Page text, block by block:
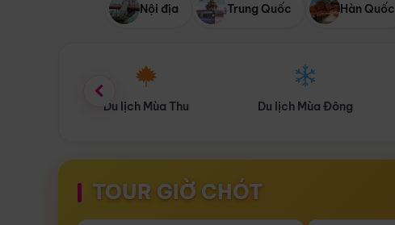
Nội địa Trung Quốc Hàn Quốc
Du lịch Mùa Đông Combo Du lịch
TOUR GIỜ CHÓT
Điểm nổi bật